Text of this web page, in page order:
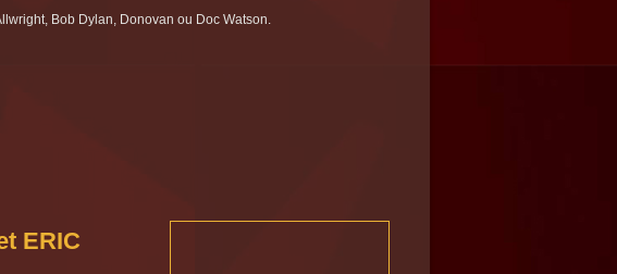
Bob Dylan, Donovan ou Doc Watson.
ERIC